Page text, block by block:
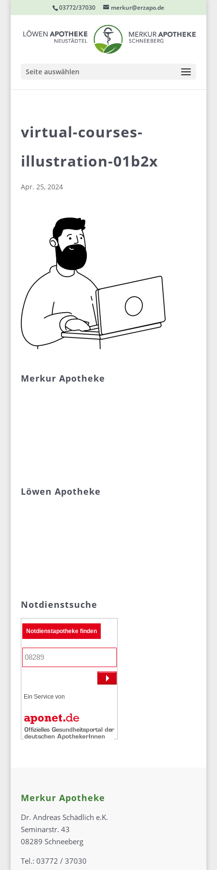
03772/37030 merkur@erzapo.de
Seite auswählen
virtual-courses-
illustration-01b2x
Apr. 25, 2024
Merkur Apotheke
Löwen Apotheke
Notdienstsuche
Notdienstapotheke finden
Ein Service von
Merkur Apotheke
Dr. Andreas Schädlich e.K.
Seminarstr. 43
08289 Schneeberg
Tel.: 03772 / 37030